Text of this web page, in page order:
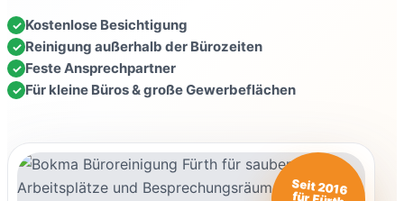
Kostenlose Besichtigung
Reinigung außerhalb der Bürozeiten
Feste Ansprechpartner
Für kleine Büros & große Gewerbeflächen
Seit 2016
für Fürth